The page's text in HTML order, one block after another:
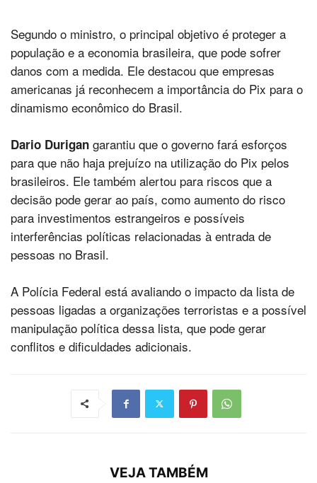
Segundo o ministro, o principal objetivo é proteger a
população e a economia brasileira, que pode sofrer
danos com a medida. Ele destacou que empresas
americanas já reconhecem a importância do Pix para o
dinamismo econômico do Brasil.
Dario Durigan garantiu que o governo fará esforços
para que não haja prejuízo na utilização do Pix pelos
brasileiros. Ele também alertou para riscos que a
decisão pode gerar ao país, como aumento do risco
para investimentos estrangeiros e possíveis
interferências políticas relacionadas à entrada de
pessoas no Brasil.
A Polícia Federal está avaliando o impacto da lista de
pessoas ligadas a organizações terroristas e a possível
manipulação política dessa lista, que pode gerar
conflitos e dificuldades adicionais.
VEJA TAMBÉM